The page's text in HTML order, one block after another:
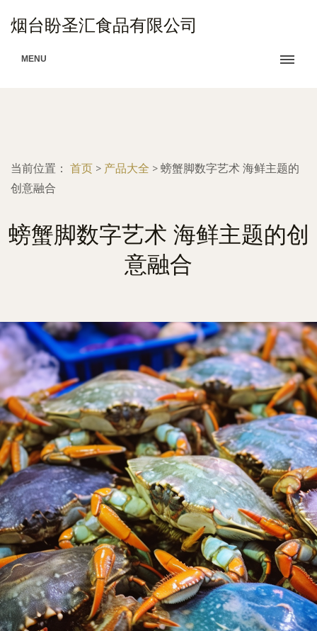
烟台盼圣汇食品有限公司
MENU
当前位置： 首页 > 产品大全 > 螃蟹脚数字艺术 海鲜主题的
创意融合
螃蟹脚数字艺术 海鲜主题的创
意融合